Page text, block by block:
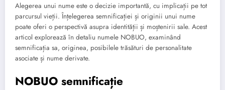
Alegerea unui nume este o decizie importantă, cu implicații pe tot
parcursul vieții. Înțelegerea semnificației și originii unui nume
poate oferi o perspectivă asupra identității și moștenirii sale. Acest
articol explorează în detaliu numele NOBUO, examinând
semnificația sa, originea, posibilele trăsături de personalitate
asociate și nume derivate.
NOBUO semnificație